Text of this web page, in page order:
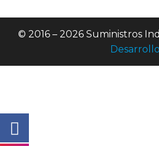
© 2016 – 2026 Suministros
Desarrollo